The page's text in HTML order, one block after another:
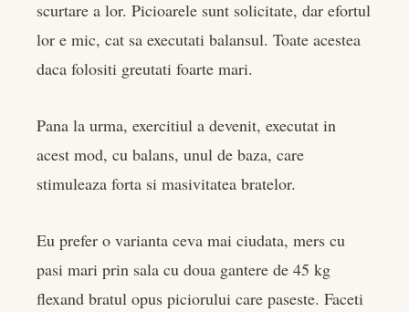
scurtare a lor. Picioarele sunt solicitate, dar efortul
lor e mic, cat sa executati balansul. Toate acestea
daca folositi greutati foarte mari.
Pana la urma, exercitiul a devenit, executat in
acest mod, cu balans, unul de baza, care
stimuleaza forta si masivitatea bratelor.
Eu prefer o varianta ceva mai ciudata, mers cu
pasi mari prin sala cu doua gantere de 45 kg
flexand bratul opus piciorului care paseste. Faceti